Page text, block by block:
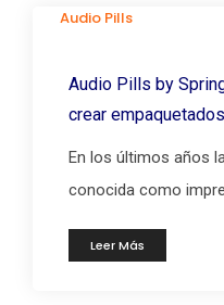
Audio Pills
Audio Pills by
crear empaquetados
En los últimos años
conocida como
Leer Más